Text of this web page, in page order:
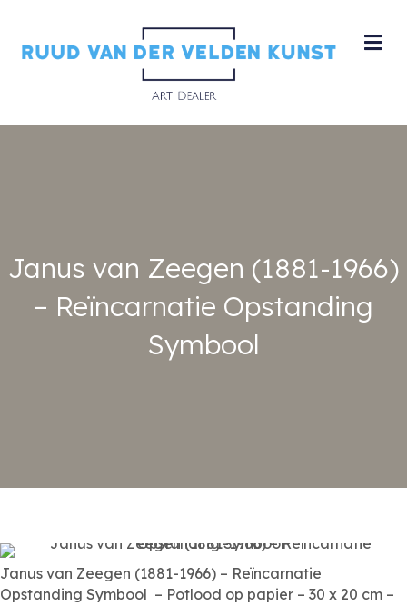
Janus van Zeegen (1881-1966)
– Reïncarnatie Opstanding
Symbool
Janus van Zeegen (1881-1966) – Reïncarnatie
Opstanding Symbool – Potlood op papier – 30 x 20 cm –